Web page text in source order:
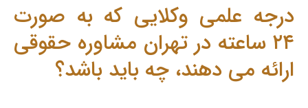
درجه علمی وکلایی که به صورت
۲۴ ساعته در تهران مشاوره حقوقی
ارائه می دهند، چه باید باشد؟